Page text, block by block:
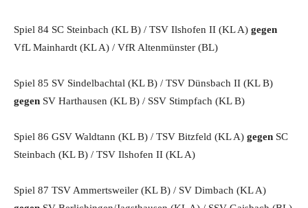
Spiel 84 SC Steinbach (KL B) / TSV Ilshofen II (KL A) gegen
VfL Mainhardt (KL A) / VfR Altenmünster (BL)
Spiel 85 SV Sindelbachtal (KL B) / TSV Dünsbach II (KL B)
gegen SV Harthausen (KL B) / SSV Stimpfach (KL B)
Spiel 86 GSV Waldtann (KL B) / TSV Bitzfeld (KL A) gegen SC
Steinbach (KL B) / TSV Ilshofen II (KL A)
Spiel 87 TSV Ammertsweiler (KL B) / SV Dimbach (KL A)